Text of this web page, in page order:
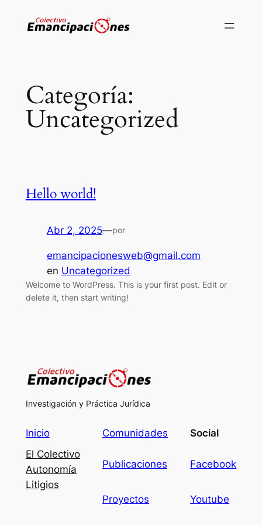
Categoría:
Uncategorized
Hello world!
Abr 2, 2025—por
emancipacionesweb@gmail.com
en Uncategorized
Welcome to WordPress. This is your first post. Edit or
delete it, then start writing!
Investigación y Práctica Jurídica
Inicio
El Colectivo
Autonomía
Litigios
Comunidades
Publicaciones
Proyectos
Social
Facebook
Youtube